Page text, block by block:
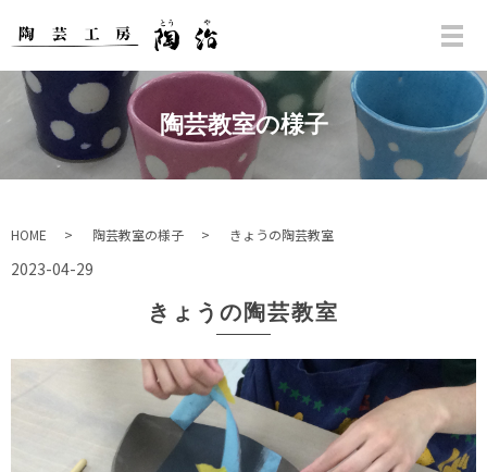
陶芸教室の様子
HOME 陶芸教室の様子 きょうの陶芸教室
2023-04-29
きょうの陶芸教室